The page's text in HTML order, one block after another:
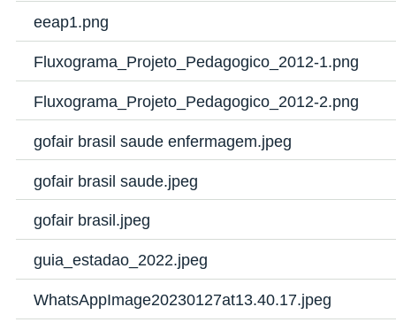
eeap1.png
Fluxograma_Projeto_Pedagogico_2012-1.png
Fluxograma_Projeto_Pedagogico_2012-2.png
gofair brasil saude enfermagem.jpeg
gofair brasil saude.jpeg
gofair brasil.jpeg
guia_estadao_2022.jpeg
WhatsAppImage20230127at13.40.17.jpeg